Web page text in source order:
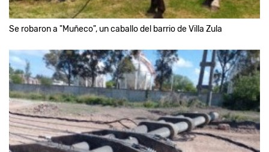
Se robaron a "Muñeco", un caballo del barrio de Villa Zula